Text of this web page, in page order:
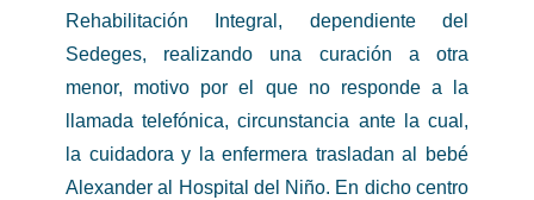
Rehabilitación Integral, dependiente del
Sedeges, realizando una curación a otra
menor, motivo por el que no responde a la
llamada telefónica, circunstancia ante la cual,
la cuidadora y la enfermera trasladan al bebé
Alexander al Hospital del Niño. En dicho centro